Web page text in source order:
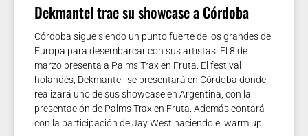
Dekmantel trae su showcase a Córdoba
Córdoba sigue siendo un punto fuerte de los grandes de
Europa para desembarcar con sus artistas. El 8 de
marzo presenta a Palms Trax en Fruta. El festival
holandés, Dekmantel, se presentará en Córdoba donde
realizará uno de sus showcase en Argentina, con la
presentación de Palms Trax en Fruta. Además contará
con la participación de Jay West haciendo el warm up.